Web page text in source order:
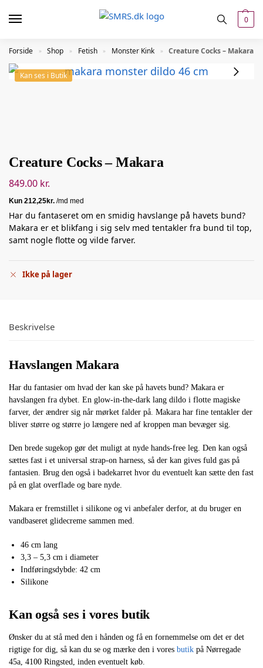
0
Forside » Shop » Fetish » Monster Kink » Creature Cocks – Makara
Kan ses i Butik
Creature Cocks – Makara
849.00 kr.
Har du fantaseret om en smidig havslange på havets bund?
Makara er et blikfang i sig selv med tentakler fra bund til top,
samt nogle flotte og vilde farver.
Ikke på lager
Beskrivelse
Havslangen Makara
Har du fantasier om hvad der kan ske på havets bund? Makara er
havslangen fra dybet. En glow-in-the-dark lang dildo i flotte magiske
farver, der ændrer sig når mørket falder på. Makara har fine tentakler der
bliver større og større jo længere ned af kroppen man bevæger sig.
Den brede sugekop gør det muligt at nyde hands-free leg. Den kan også
sættes fast i et universal strap-on harness, så der kan gives fuld gas på
fantasien. Brug den også i badekarret hvor du eventuelt kan sætte den fast
på en glat overflade og bare nyde.
Makara er fremstillet i silikone og vi anbefaler derfor, at du bruger en
vandbaseret glidecreme sammen med.
46 cm lang
3,3 – 5,3 cm i diameter
Indføringsdybde: 42 cm
Silikone
Kan også ses i vores butik
Ønsker du at stå med den i hånden og få en fornemmelse om det er det
rigtige for dig, så kan du se og mærke den i vores butik på Nørregade
45a, 4100 Ringsted, inden eventuelt køb.